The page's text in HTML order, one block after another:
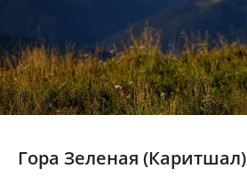
Гора Зеленая (Каритшал)